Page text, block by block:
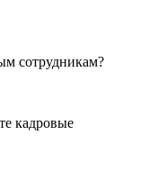
сотрудникам?
кадровые